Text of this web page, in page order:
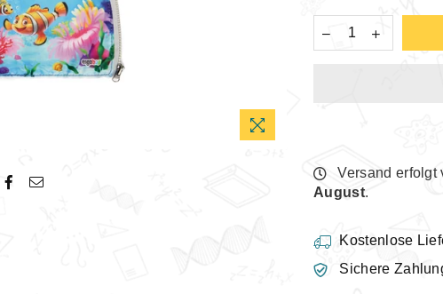
Versand erfolgt
August.
Kostenlose
Sichere